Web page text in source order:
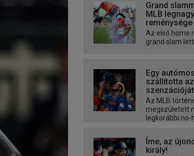
Grand
MLB
reménysége
Az első home
grand slam lett...
Egy
szállította
szenzációját
Az MLB
megszületett
legkorábbi no-
Íme, az
király!